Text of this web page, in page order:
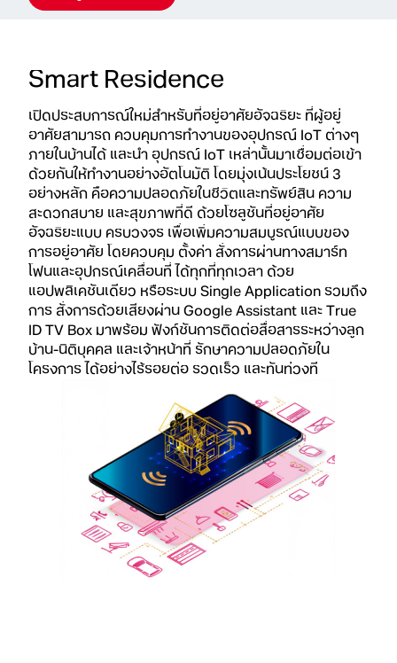
Smart Residence
เปิดประสบการณ์ใหม่สำหรับที่อยู่อาศัยอัจฉริยะ ที่ผู้อยู่
อาศัยสามารถ ควบคุมการทำงานของอุปกรณ์ IoT ต่างๆ
ภายในบ้านได้ และนำ อุปกรณ์ IoT เหล่านั้นมาเชื่อมต่อเข้า
ด้วยกันให้ทำงานอย่างอัตโนมัติ โดยมุ่งเน้นประโยชน์ 3
อย่างหลัก คือความปลอดภัยในชีวิตและทรัพย์สิน ความ
สะดวกสบาย และสุขภาพที่ดี ด้วยโซลูชันที่อยู่อาศัย
อัจฉริยะแบบ ครบวงจร เพื่อเพิ่มความสมบูรณ์แบบของ
การอยู่อาศัย โดยควบคุม ตั้งค่า สั่งการผ่านทางสมาร์ท
โฟนและอุปกรณ์เคลื่อนที่ ได้ทุกที่ทุกเวลา ด้วย
แอปพลิเคชันเดียว หรือระบบ Single Application รวมถึง
การ สั่งการด้วยเสียงผ่าน Google Assistant และ True
ID TV Box มาพร้อม ฟังก์ชันการติดต่อสื่อสารระหว่างลูก
บ้าน-นิติบุคคล และเจ้าหน้าที่ รักษาความปลอดภัยใน
โครงการ ได้อย่างไร้รอยต่อ รวดเร็ว และทันท่วงที